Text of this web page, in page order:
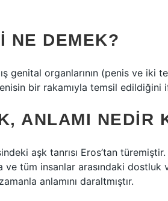
NE DEMEK?
organlarının (penis ve iki
bir rakamıyla temsil edildiğini
ANLAMI NEDIR
aşk tanrısı Eros’tan
ve tüm insanlar arasındaki dostluk
anlamını daraltmıştır.